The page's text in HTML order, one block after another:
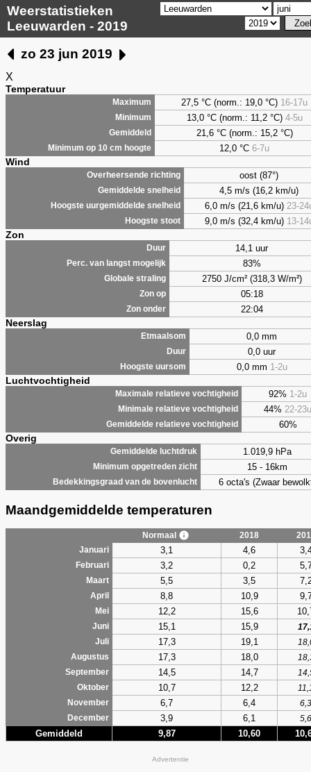
Weerstatistieken
Leeuwarden - 2019
zo 23 jun 2019
X
Temperatuur
Maximum 27,5 °C (norm.: 19,0 °C) 16-17u
Minimum 13,0 °C (norm.: 11,2 °C) 4-5u
Gemiddeld 21,6 °C (norm.: 15,2 °C)
Minimum op 10 cm hoogte 12,0 °C 6-7u
Wind
Overheersende richting oost (87°)
Gemiddelde snelheid 4,5 m/s (16,2 km/u)
Hoogste uurgemiddelde snelheid 6,0 m/s (21,6 km/u) 23-
Hoogste stoot 9,0 m/s (32,4 km/u) 13-
Zon
Duur 14,1 uur
Perc. van langst mogelijk 83%
Globale straling 2750 J/cm² (318,3 W/m²)
Zon op 05:18
Zon onder 22:04
Neerslag
Etmaalsom 0,0 mm
Duur 0,0 uur
Hoogste uursom 0,0 mm 1-2u
Luchtvochtigheid
Maximale relatieve vochtigheid 92% 1-2u
Minimale relatieve vochtigheid 44% 22-23u
Gemiddelde relatieve vochtigheid 60%
Overig
Gemiddelde luchtdruk 1.019,9 hPa
Minimum opgetreden zicht 15 - 16km
Bedekkingsgraad van de bovenlucht 6 octa's (Zwaar
Maandgemiddelde temperaturen
Normaal 2018
Januari
3,1 4,6
Februari 3,2 0,2
Maart 5,5 3,5
April 8,8 10,9
Mei 12,2 15,6
Juni 15,1 15,9
Juli
17,3 19,1
Augustus
17,3 18,0
September
14,5 14,7
Oktober
10,7 12,2
November
6,7 6,4
6,3
December
3,9 6,1 5,6
Gemiddeld 9,87 10,60
Advertentie